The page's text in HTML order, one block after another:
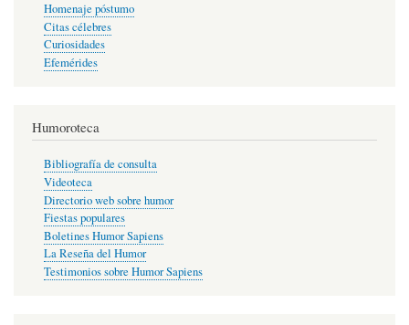
Homenaje póstumo
Citas célebres
Curiosidades
Efemérides
Humoroteca
Bibliografía de consulta
Videoteca
Directorio web sobre humor
Fiestas populares
Boletines Humor Sapiens
La Reseña del Humor
Testimonios sobre Humor Sapiens